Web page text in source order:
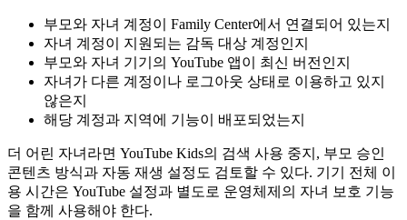
부모와 자녀 계정이 Family Center에서 연결되어 있는지
자녀 계정이 지원되는 감독 대상 계정인지
부모와 자녀 기기의 YouTube 앱이 최신 버전인지
자녀가 다른 계정이나 로그아웃 상태로 이용하고 있지
않은지
해당 계정과 지역에 기능이 배포되었는지
더 어린 자녀라면 YouTube Kids의 검색 사용 중지, 부모 승인
콘텐츠 방식과 자동 재생 설정도 검토할 수 있다. 기기 전체 이
용 시간은 YouTube 설정과 별도로 운영체제의 자녀 보호 기능
을 함께 사용해야 한다.